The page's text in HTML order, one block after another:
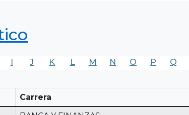
I J K L M N O P Q
Carrera